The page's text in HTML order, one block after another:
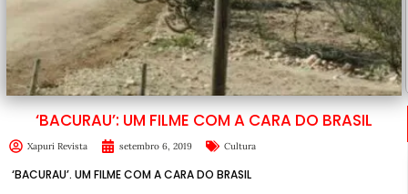
‘BACURAU’: UM FILME COM A CARA DO BRASIL
Xapuri Revista setembro 6, 2019 Cultura
‘BACURAU’. UM FILME COM A CARA DO BRASIL